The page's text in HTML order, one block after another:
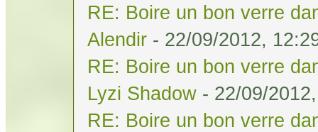
RE: Boire un bon verre
Alendir - 22/09/2012,
RE: Boire un bon verre
Lyzi Shadow - 22/09/
RE: Boire un bon verre